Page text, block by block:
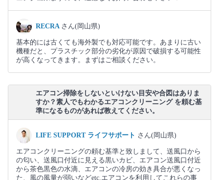
RECRA さん(岡山県)
基本的には古くても海外製でも対応可能です。あまりに古い
機種だと、プラスチック部分の劣化が原因で破損する可能性
が高くなってきます。まずはご相談ください。
エアコン掃除をしないといけない目安や合図はありま
すか？素人でもわかるエアコンクリーニング を頼む基
準になるものがあれば教えてください。
LIFE SUPPORT ライフサポート さん(岡山県)
エアコンクリーニングの頼む基準と致しまして、送風口から
の匂い、送風口付近に見える黒いカビ、エアコン送風口付近
から茶色黒色の水滴、エアコンの冷房の効き具合が悪くなっ
た、風の風量が弱いなどetc.エアコンを利用してこれらの事